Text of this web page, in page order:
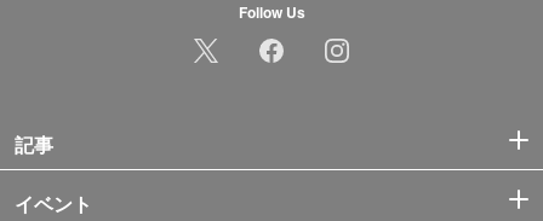
Follow Us
記事
イベント